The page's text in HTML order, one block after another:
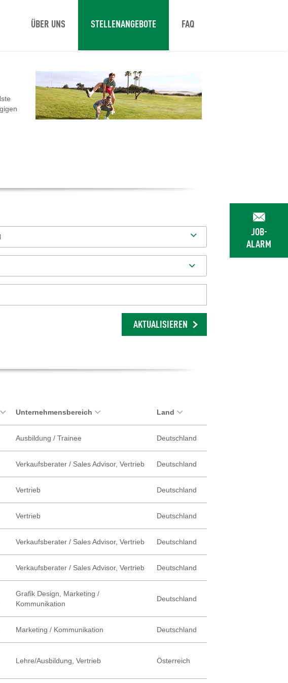
ÜBER UNS STELLENANGEBOTE FAQ
AKTUALISIEREN
Unternehmensbereich Land
Ausbildung / Trainee Deutschland
Verkaufsberater / Sales Advisor, Vertrieb Deutschland
Vertrieb Deutschland
Vertrieb Deutschland
Verkaufsberater / Sales Advisor, Vertrieb Deutschland
Verkaufsberater / Sales Advisor, Vertrieb Deutschland
Grafik Design, Marketing /
Kommunikation
Deutschland
Marketing / Kommunikation Deutschland
Lehre/Ausbildung, Vertrieb Österreich
JOB-
ALARM